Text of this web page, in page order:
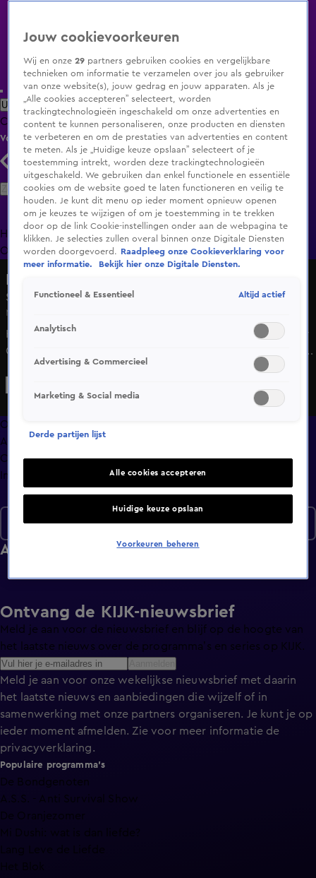
Uitzending Gemist Populaire programma's Zenders Genres
ClipsFilmsRadioSmart TV inlogShop
Volg KIJK
Zoeken
HomeUitzending Gemist Programma's De Bondgenoten
OranjezomerLivestreamsShop
Seizoen 6, aflevering 7
Ma 8 juni, 21:36
Hélène Hendriks, Dyantha Brooks, Theo Janssen en Rutger
Castricum bespreken de actualiteit: het ontslag van Robin
van Persie, waarom Van Nistelrooij later aansloot bij Oranje
Overzicht
Afleveringen
Clips
Info
Afleveringen
Seizoen 6
Ontvang de KIJK-nieuwsbrief
Meld je aan voor de nieuwsbrief en blijf op de hoogte van
het laatste nieuws over de programma’s en series op KIJK.
Meld je aan voor onze wekelijkse nieuwsbrief met daarin
het laatste nieuws en aanbiedingen die wijzelf of in
samenwerking met onze partners organiseren. Je kunt je op
ieder moment afmelden. Zie voor meer informatie de
privacyverklaring.
Populaire programma's
De Bondgenoten
A.S.S. - Anti Survival Show
De Oranjezomer
Mi Dushi: wat is dan liefde?
Lang Leve de Liefde
Jouw cookievoorkeuren
Wij en onze29 partners gebruiken cookies en vergelijkbare
technieken om informatie te verzamelen over jou als gebruiker
van onze website(s), jouw gedrag en jouw apparaten. Als je
„Alle cookies accepteren” selecteert, worden
trackingtechnologieën ingeschakeld om onze advertenties en
content te kunnen personaliseren, onze producten en diensten
te verbeteren en om de prestaties van advertenties en content
te meten. Als je „Huidige keuze opslaan” selecteert of je
toestemming intrekt, worden deze trackingtechnologieën
uitgeschakeld. We gebruiken dan enkel functionele en essentiële
cookies om de website goed te laten functioneren en veilig te
houden. Je kunt dit menu op ieder moment opnieuw openen
om je keuzes te wijzigen of om je toestemming in te trekken
door op de link Cookie-instellingen onder aan de webpagina te
klikken. Je selecties zullen overal binnen onze Digitale Diensten
worden doorgevoerd.
Raadpleeg onze Cookieverklaring voor
meer informatie.
Bekijk hier onze Digitale Diensten.
Functioneel & Essentieel Altijd actief
Analytisch
Advertising & Commercieel
Marketing & Social media
Derde partijen lijst
Alle cookies accepteren
Huidige keuze opslaan
Voorkeuren beheren